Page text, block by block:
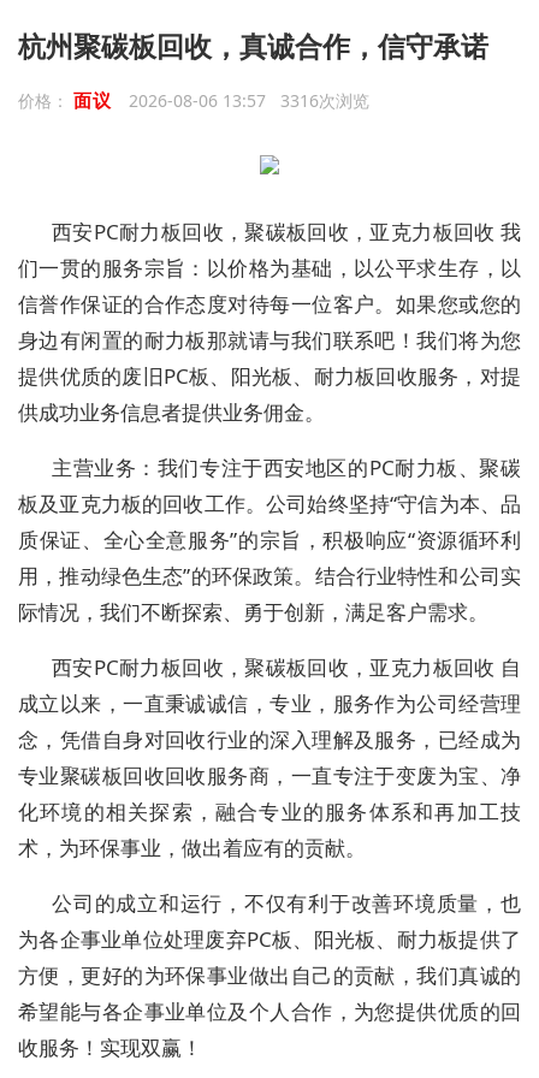
杭州聚碳板回收，真诚合作，信守承诺
价格： 面议 2026-08-06 13:57 3316次浏览
西安PC耐力板回收，聚碳板回收，亚克力板回收 我
们一贯的服务宗旨：以价格为基础，以公平求生存，以
信誉作保证的合作态度对待每一位客户。如果您或您的
身边有闲置的耐力板那就请与我们联系吧！我们将为您
提供优质的废旧PC板、阳光板、耐力板回收服务，对提
供成功业务信息者提供业务佣金。
主营业务：我们专注于西安地区的PC耐力板、聚碳
板及亚克力板的回收工作。公司始终坚持“守信为本、品
质保证、全心全意服务”的宗旨，积极响应“资源循环利
用，推动绿色生态”的环保政策。结合行业特性和公司实
际情况，我们不断探索、勇于创新，满足客户需求。
西安PC耐力板回收，聚碳板回收，亚克力板回收 自
成立以来，一直秉诚诚信，专业，服务作为公司经营理
念，凭借自身对回收行业的深入理解及服务，已经成为
专业聚碳板回收回收服务商，一直专注于变废为宝、净
化环境的相关探索，融合专业的服务体系和再加工技
术，为环保事业，做出着应有的贡献。
公司的成立和运行，不仅有利于改善环境质量，也
为各企事业单位处理废弃PC板、阳光板、耐力板提供了
方便，更好的为环保事业做出自己的贡献，我们真诚的
希望能与各企事业单位及个人合作，为您提供优质的回
收服务！实现双赢！